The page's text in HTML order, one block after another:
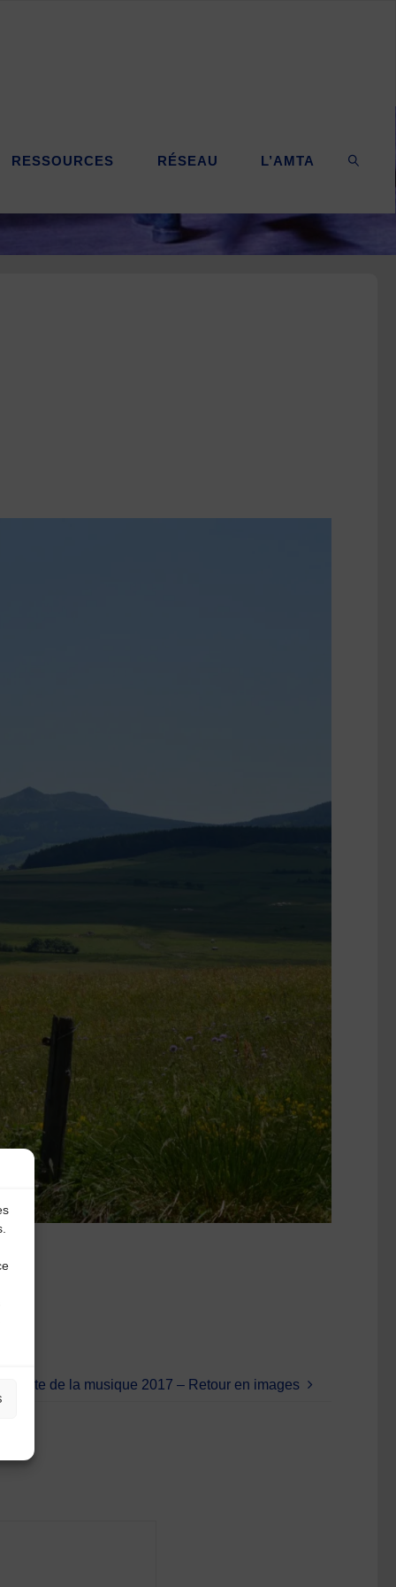
RESSOURCES RÉSEAU L’AMTA
Fête de la musique 2017 – Retour en images